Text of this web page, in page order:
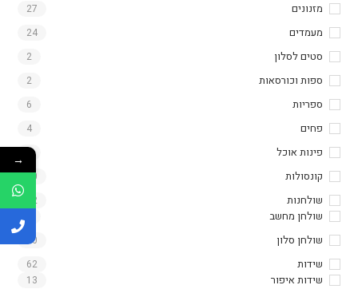
מזנונים 27
מעמדים 24
סטים לסלון 2
ספות וכורסאות 2
ספריות 6
פחים 4
פינות אוכל 7
קונסולות 10
שולחנות 52
שולחן מחשב
שולחן סלון 10
שידות 62
שידות איפור 13
→